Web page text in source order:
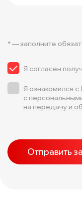
* — заполните
Я согласен
Я ознакомился с
с
на передачу и
Отправить